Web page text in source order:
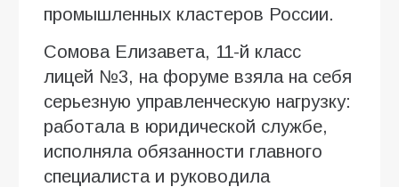
промышленных кластеров России.
Сомова Елизавета, 11-й класс
лицей №3, на форуме взяла на себя
серьезную управленческую нагрузку:
работала в юридической службе,
исполняла обязанности главного
специалиста и руководила